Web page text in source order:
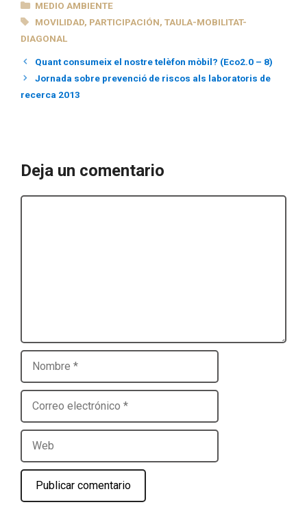
CATEGORÍAS
MEDIO AMBIENTE
ETIQUETAS
MOVILIDAD, PARTICIPACIÓN,TAULA-MOBILITAT-
DIAGONAL
Quant consumeix el nostre telèfon mòbil? (Eco2.0 – 8)
Jornada sobre prevenció de riscos als laboratoris de
recerca 2013
Deja un comentario
Nombre
Correo
electrónico
Web